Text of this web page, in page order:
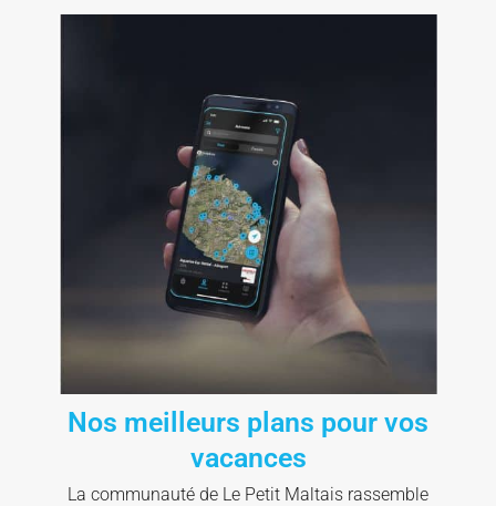
Nos meilleurs plans pour vos
vacances
La communauté de Le Petit Maltais rassemble